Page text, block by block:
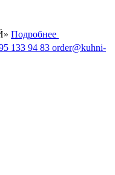
Подробнее
133 94 83 order@kuhni-